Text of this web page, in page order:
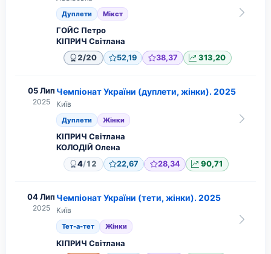
Дуплети Мікст
ГОЙС Петро
КІПРИЧ Світлана
2/20 52,19 38,37 313,20
05 Лип
2025
Чемпіонат України (дуплети, жінки). 2025
Київ
Дуплети Жінки
КІПРИЧ Світлана
КОЛОДІЙ Олена
4/12 22,67 28,34 90,71
04 Лип
2025
Чемпіонат України (тети, жінки). 2025
Київ
Тет-а-тет Жінки
КІПРИЧ Світлана